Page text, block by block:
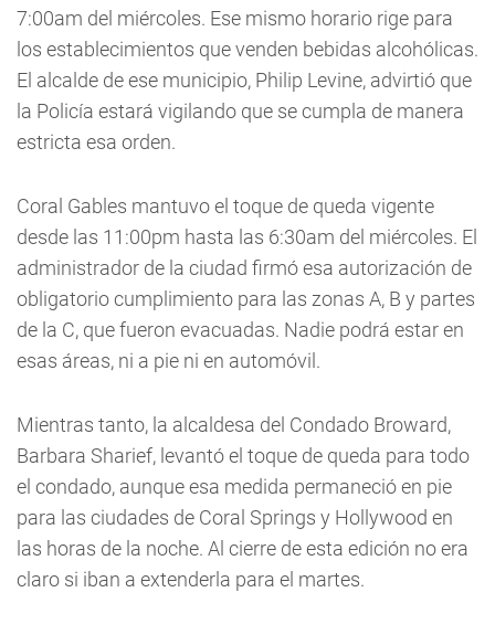
7:00am del miércoles. Ese mismo horario rige para
los establecimientos que venden bebidas alcohólicas.
El alcalde de ese municipio, Philip Levine, advirtió que
la Policía estará vigilando que se cumpla de manera
estricta esa orden.
Coral Gables mantuvo el toque de queda vigente
desde las 11:00pm hasta las 6:30am del miércoles. El
administrador de la ciudad firmó esa autorización de
obligatorio cumplimiento para las zonas A, B y partes
de la C, que fueron evacuadas. Nadie podrá estar en
esas áreas, ni a pie ni en automóvil.
Mientras tanto, la alcaldesa del Condado Broward,
Barbara Sharief, levantó el toque de queda para todo
el condado, aunque esa medida permaneció en pie
para las ciudades de Coral Springs y Hollywood en
las horas de la noche. Al cierre de esta edición no era
claro si iban a extenderla para el martes.